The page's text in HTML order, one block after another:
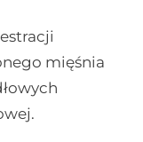
mięśnia